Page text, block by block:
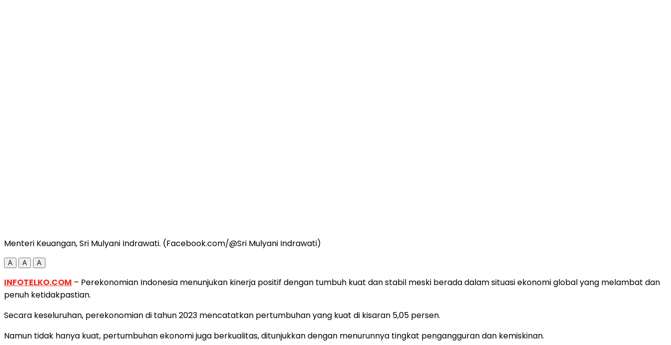
Menteri Keuangan, Sri Mulyani Indrawati. (Facebook.com/@Sri Mulyani Indrawati)
A A A
INFOTELKO.COM – Perekonomian Indonesia menunjukan kinerja positif dengan tumbuh kuat dan stabil meski berada dalam situasi ekonomi global yang melambat dan
penuh ketidakpastian.
Secara keseluruhan, perekonomian di tahun 2023 mencatatkan pertumbuhan yang kuat di kisaran 5,05 persen.
Namun tidak hanya kuat, pertumbuhan ekonomi juga berkualitas, ditunjukkan dengan menurunnya tingkat pengangguran dan kemiskinan.